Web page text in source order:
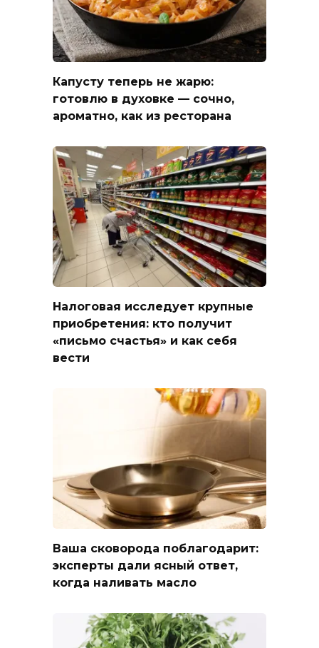
Капусту теперь не жарю:
готовлю в духовке — сочно,
ароматно, как из ресторана
Налоговая исследует крупные
приобретения: кто получит
«письмо счастья» и как себя
вести
Ваша сковорода поблагодарит:
эксперты дали ясный ответ,
когда наливать масло